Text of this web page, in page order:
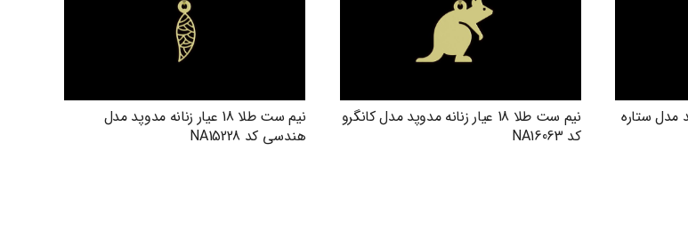
مدوپد مدل ستاره
نیم ست طلا 18 عیار زنانه مدوپد مدل کانگرو
کد NA16063
نیم ست طلا 18 عیار زنانه مدوپد مدل
هندسی کد NA15228